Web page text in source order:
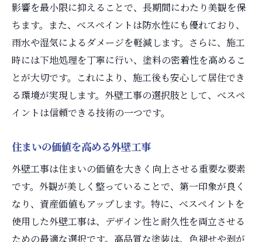
影響を最小限に抑えることで、長期間にわたり美観を保
ちます。また、べスペイントは防水性にも優れており、
雨水や湿気によるダメージを軽減します。さらに、施工
時には下地処理を丁寧に行い、塗料の密着性を高めるこ
とが大切です。これにより、施工後も安心して居住でき
る環境が実現します。外壁工事の選択肢として、べスペ
イントは信頼できる技術の一つです。
住まいの価値を高める外壁工事
外壁工事は住まいの価値を大きく向上させる重要な要素
です。外観が美しく整っていることで、第一印象が良く
なり、資産価値もアップします。特に、べスペイントを
使用した外壁工事は、デザイン性と耐久性を両立させる
ための最適な選択です。高品質な塗装は、色褪せや剥が